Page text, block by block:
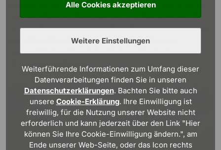
Alle Cookies akzeptieren
Weitere Einstellungen
Weiterführende Informationen zum Umfang dieser
Datenverarbeitungen finden Sie in unseren
Datenschutzerklärungen. Bachten Sie bitte auch
unsere Cookie-Erklärung. Ihre Einwilligung ist
freiwillig, für die Nutzung unserer Website nicht
erforderlich und kann jederzeit über den Link "Hier
können Sie Ihre Cookie-Einwilligung ändern.", am
Ende unserer Web-Seite, oder das Icon rechts
BauherrInnen durch wun­der­bare Häuser und erfahren
Sie, wie Planung, Bemusterung und Bau abliefen. So
können Sie am „lebenden Objekt“ ent­decken, was den
Bau eines Massivhauses mit Viebrockhaus so
besonders macht – und sich Ideen für Ihr eigenes
Traumhaus abholen.